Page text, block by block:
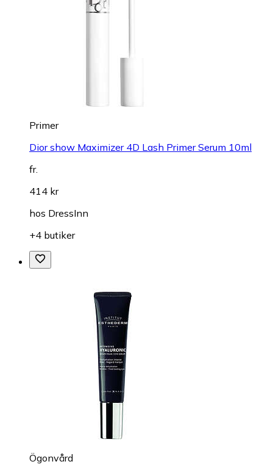
Primer
Dior show Maximizer 4D Lash Primer Serum 10ml
fr.
414 kr
hos DressInn
+4 butiker
Ögonvård